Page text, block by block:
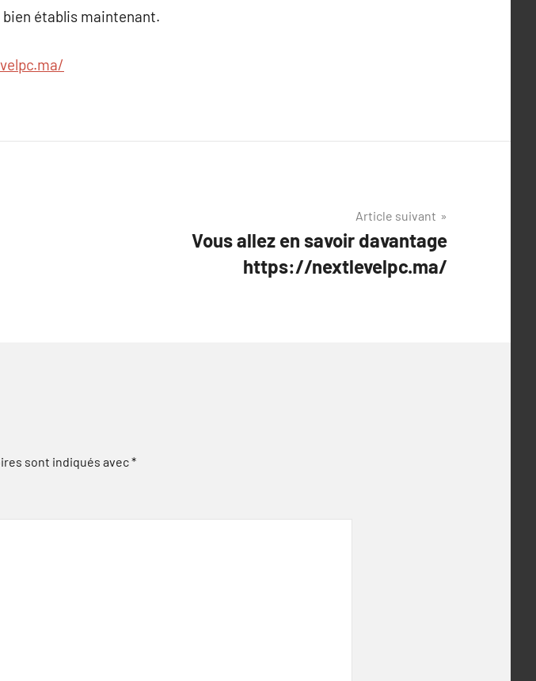
établis maintenant.
Article suivant
Vous allez en savoir davantage
https://nextlevelpc.ma/
sont indiqués avec*